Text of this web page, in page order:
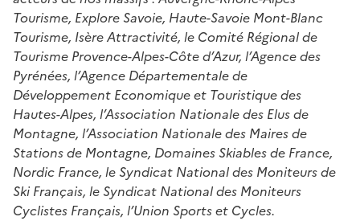
Tourisme, Explore Savoie, Haute-Savoie Mont-Blanc
Tourisme, Isère Attractivité, le Comité Régional de
Tourisme Provence-Alpes-Côte d’Azur, l’Agence des
Pyrénées, l’Agence Départementale de
Développement Economique et Touristique des
Hautes-Alpes, l’Association Nationale des Elus de
Montagne, l’Association Nationale des Maires de
Stations de Montagne, Domaines Skiables de France,
Nordic France, le Syndicat National des Moniteurs de
Ski Français, le Syndicat National des Moniteurs
Cyclistes Français, l’Union Sports et Cycles.